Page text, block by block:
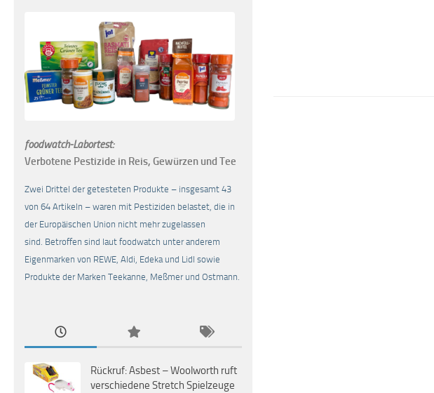
foodwatch-Labortest:
Verbotene Pestizide in Reis, Gewürzen und Tee
Zwei Drittel der getesteten Produkte – insgesamt 43
von 64 Artikeln – waren mit Pestiziden belastet, die in
der Europäischen Union nicht mehr zugelassen
sind. Betroffen sind laut foodwatch unter anderem
Eigenmarken von REWE, Aldi, Edeka und Lidl sowie
Produkte der Marken Teekanne, Meßmer und Ostmann.
Rückruf: Asbest – Woolworth ruft
verschiedene Stretch Spielzeuge